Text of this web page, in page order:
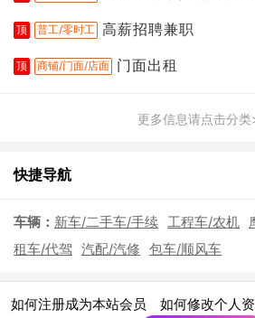
顶 普工/零时工 高薪招聘兼职
顶 商铺/门面/店面 门面出租
更多信息请点击分类
快捷导航
车辆： 新车/二手车/手续 工程车/农机
租车/代驾 汽配/汽修 包车/顺风车
如何注册成为本站会员 如何修改个人